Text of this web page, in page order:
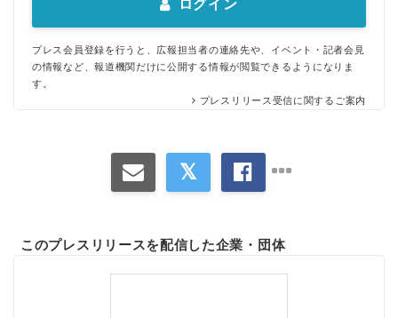
ログイン
プレス会員登録を行うと、広報担当者の連絡先や、イベント・記者会見
の情報など、報道機関だけに公開する情報が閲覧できるようになりま
す。
プレスリリース受信に関するご案内
このプレスリリースを配信した企業・団体